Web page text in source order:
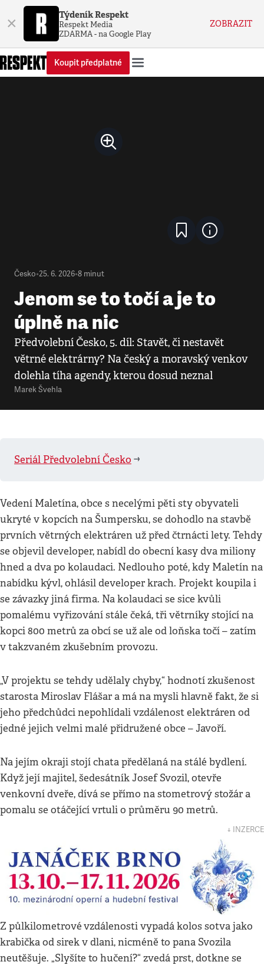
× Týdeník Respekt
Respekt Media
ZDARMA - na Google Play
ZOBRAZIT
Koupit předplatné
Česko•25. 6. 2026•8 minut
Jenom se to točí a je to
úplně na nic
Předvolební Česko, 5. díl: Stavět, či nestavět
větrné elektrárny? Na český a moravský venkov
dolehla tíha agendy, kterou dosud neznal
Marek Švehla
Seriál Předvolební Česko ➡️
Vedení Maletína, obce s necelými pěti sty obyvateli
ukryté v kopcích na Šumpersku, se dohodlo na stavbě
prvních větrných elektráren už před čtrnácti lety. Tehdy
se objevil developer, nabídl do obecní kasy dva miliony
hned a dva po kolaudaci. Nedlouho poté, kdy Maletín na
nabídku kývl, ohlásil developer krach. Projekt koupila i
se závazky jiná firma. Na kolaudaci se sice kvůli
pomalému vyřizování stále čeká, tři větrníky stojící na
kopci 800 metrů za obcí se už ale od loňska točí – zatím
v takzvaném zkušebním provozu.
„V projektu se tehdy udělaly chyby,“ hodnotí zkušenost
starosta Miroslav Flášar a má na mysli hlavně fakt, že si
jeho předchůdci nepohlídali vzdálenost elektráren od
jedné jejich velmi malé přidružené obce – Javoří.
Na jejím okraji stojí chata předělaná na stálé bydlení.
Když její majitel, šedesátník Josef Svozil, otevře
venkovní dveře, dívá se přímo na stometrový stožár a
pomalu se otáčející vrtuli o průměru 90 metrů.
↓ INZERCE
Z půlkilometrovévzdálenosti vypadá kolos sotva jako
krabička od sirek v dlani, nicméně to pana Svozila
neutěšuje. „Slyšíte to hučení?“ zvedá prst, dotkne se